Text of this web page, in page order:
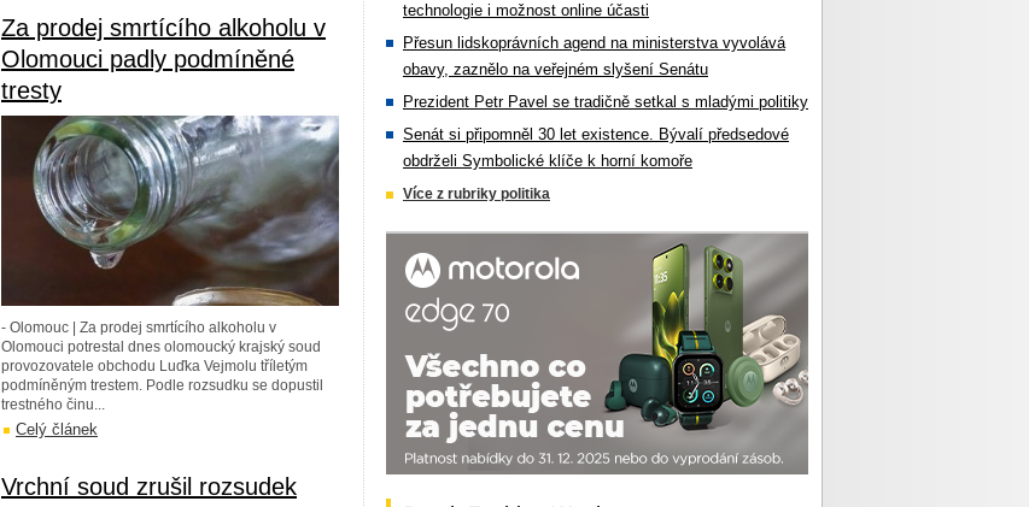
Za prodej smrtícího alkoholu v
Olomouci padly podmíněné
tresty
- Olomouc | Za prodej smrtícího alkoholu v
Olomouci potrestal dnes olomoucký krajský soud
provozovatele obchodu Luďka Vejmolu tříletým
podmíněným trestem. Podle rozsudku se dopustil
trestného činu...
Celý článek
Vrchní soud zrušil rozsudek
technologie i možnost online účasti
Přesun lidskoprávních agend na ministerstva vyvolává
obavy, zaznělo na veřejném slyšení Senátu
Prezident Petr Pavel se tradičně setkal s mladými politiky
Senát si připomněl 30 let existence. Bývalí předsedové
obdrželi Symbolické klíče k horní komoře
Více z rubriky politika